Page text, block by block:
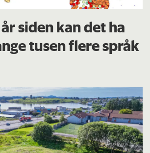
siden kan det ha
tusen flere språk